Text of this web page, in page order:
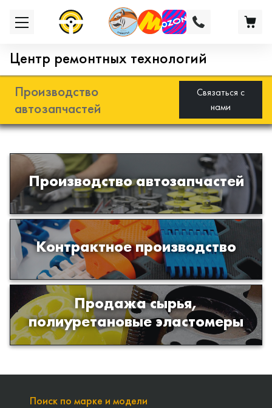
Центр ремонтных технологий
Производство
автозапчастей
Связаться с
нами
Производство автозапчастей
Разработка и производство деталей
из эластомеров для подвески
автомобиля
Контрактное производство
Производство изделий из пластиков
и полимеров по образцам либо
чертежам заказчика
Продажа сырья,
полиуретановые эластомеры
Продажа сырья для производства
изделий из полиуретана
Поиск по марке и модели